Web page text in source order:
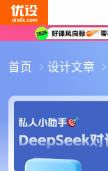
首页 设计文章